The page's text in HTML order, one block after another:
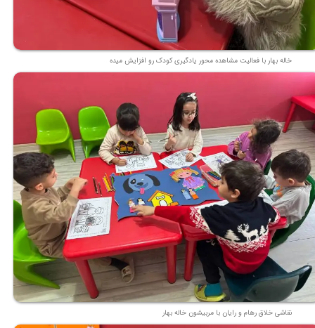
خاله بهار با فعالیت مشاهده محور یادگیری کودک رو افزایش میده
نقاشی خلاق رهام و رایان با مربیشون خاله بهار